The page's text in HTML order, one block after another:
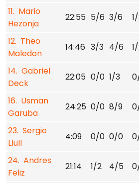
11. Mario
Hezonja
22:55 5/6 3/6
12. Theo
Maledon
14:46 3/3 4/6
14. Gabriel
Deck
22:05 0/0 1/3
16. Usman
Garuba
24:25 0/0 8/9
23. Sergio
Llull
4:09 0/0 0/0
24. Andres
Feliz
21:14 1/2 4/5